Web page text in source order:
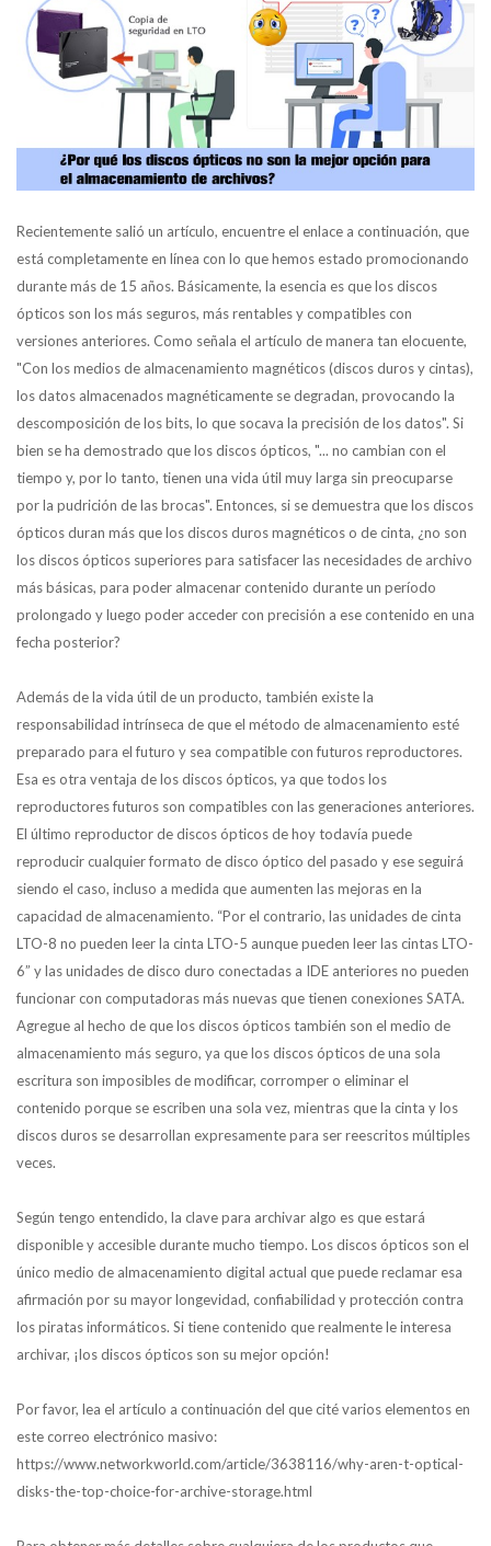
Recientemente salió un artículo, encuentre el enlace a continuación, que
está completamente en línea con lo que hemos estado promocionando
durante más de 15 años. Básicamente, la esencia es que los discos
ópticos son los más seguros, más rentables y compatibles con
versiones anteriores. Como señala el artículo de manera tan elocuente,
"Con los medios de almacenamiento magnéticos (discos duros y cintas),
los datos almacenados magnéticamente se degradan, provocando la
descomposición de los bits, lo que socava la precisión de los datos". Si
bien se ha demostrado que los discos ópticos, "... no cambian con el
tiempo y, por lo tanto, tienen una vida útil muy larga sin preocuparse
por la pudrición de las brocas". Entonces, si se demuestra que los discos
ópticos duran más que los discos duros magnéticos o de cinta, ¿no son
los discos ópticos superiores para satisfacer las necesidades de archivo
más básicas, para poder almacenar contenido durante un período
prolongado y luego poder acceder con precisión a ese contenido en una
fecha posterior?
Además de la vida útil de un producto, también existe la
responsabilidad intrínseca de que el método de almacenamiento esté
preparado para el futuro y sea compatible con futuros reproductores.
Esa es otra ventaja de los discos ópticos, ya que todos los
reproductores futuros son compatibles con las generaciones anteriores.
El último reproductor de discos ópticos de hoy todavía puede
reproducir cualquier formato de disco óptico del pasado y ese seguirá
siendo el caso, incluso a medida que aumenten las mejoras en la
capacidad de almacenamiento. “Por el contrario, las unidades de cinta
LTO-8 no pueden leer la cinta LTO-5 aunque pueden leer las cintas LTO-
6” y las unidades de disco duro conectadas a IDE anteriores no pueden
funcionar con computadoras más nuevas que tienen conexiones SATA.
Agregue al hecho de que los discos ópticos también son el medio de
almacenamiento más seguro, ya que los discos ópticos de una sola
escritura son imposibles de modificar, corromper o eliminar el
contenido porque se escriben una sola vez, mientras que la cinta y los
discos duros se desarrollan expresamente para ser reescritos múltiples
veces.
Según tengo entendido, la clave para archivar algo es que estará
disponible y accesible durante mucho tiempo. Los discos ópticos son el
único medio de almacenamiento digital actual que puede reclamar esa
afirmación por su mayor longevidad, confiabilidad y protección contra
los piratas informáticos. Si tiene contenido que realmente le interesa
archivar, ¡los discos ópticos son su mejor opción!
Por favor, lea el artículo a continuación del que cité varios elementos en
este correo electrónico masivo:
https://www.networkworld.com/article/3638116/why-aren-t-optical-
disks-the-top-choice-for-archive-storage.html